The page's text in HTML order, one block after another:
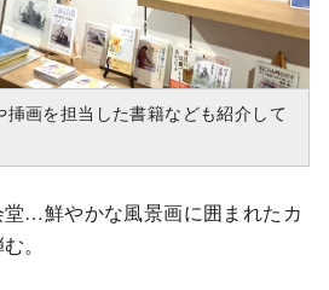
画を担当した書籍なども紹介して
…鮮やかな風景画に囲まれたカ
。